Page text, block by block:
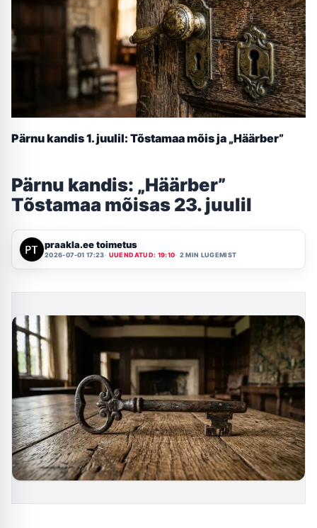
Pärnu kandis 1. juulil: Tõstamaa mõis ja „Häärber”
Pärnu kandis: „Häärber”
Tõstamaa mõisas 23. juulil
praakla.ee toimetus
2026-07-01 17:23 UUENDATUD: 19:10 2 MIN LUGEMIST